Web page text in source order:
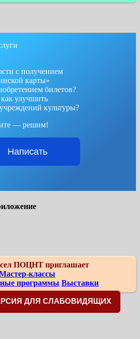
с получением
карты»
билетов?
как улучшить
культуры?
— решим!
Написать
ПОЦНТ приглашает
классы
программы Выставки
ДЛЯ СЛАБОВИДЯЩИХ